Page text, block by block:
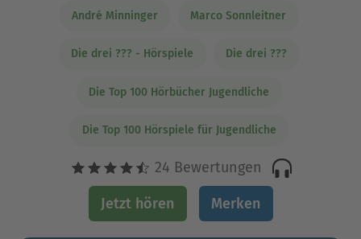
André Minninger Marco Sonnleitner
Die drei ??? - Hörspiele Die drei ???
Die Top 100 Hörbücher Jugendliche
Die Top 100 Hörspiele für Jugendliche
24 Bewertungen
Jetzt hören Merken